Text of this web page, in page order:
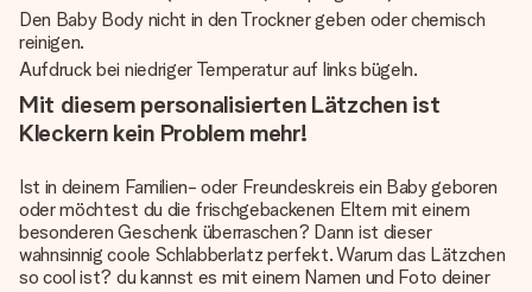
Den Baby Body nicht in den Trockner geben oder chemisch
reinigen.
Aufdruck bei niedriger Temperatur auf links bügeln.
Mit diesem personalisierten Lätzchen ist
Kleckern kein Problem mehr!
Ist in deinem Familien- oder Freundeskreis ein Baby geboren
oder möchtest du die frischgebackenen Eltern mit einem
besonderen Geschenk überraschen? Dann ist dieser
wahnsinnig coole Schlabberlatz perfekt. Warum das Lätzchen
so cool ist? du kannst es mit einem Namen und Foto deiner